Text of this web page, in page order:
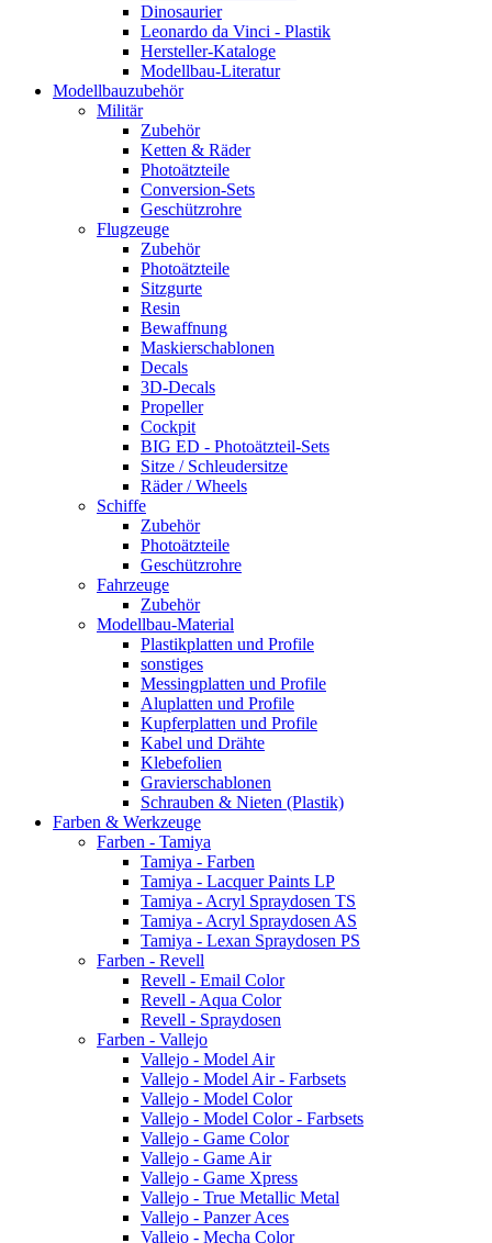
Dinosaurier
Leonardo da Vinci - Plastik
Hersteller-Kataloge
Modellbau-Literatur
Modellbauzubehör
Militär
Zubehör
Ketten & Räder
Photoätzteile
Conversion-Sets
Geschützrohre
Flugzeuge
Zubehör
Photoätzteile
Sitzgurte
Resin
Bewaffnung
Maskierschablonen
Decals
3D-Decals
Propeller
Cockpit
BIG ED - Photoätzteil-Sets
Sitze / Schleudersitze
Räder / Wheels
Schiffe
Zubehör
Photoätzteile
Geschützrohre
Fahrzeuge
Zubehör
Modellbau-Material
Plastikplatten und Profile
sonstiges
Messingplatten und Profile
Aluplatten und Profile
Kupferplatten und Profile
Kabel und Drähte
Klebefolien
Gravierschablonen
Schrauben & Nieten (Plastik)
Farben & Werkzeuge
Farben - Tamiya
Tamiya - Farben
Tamiya - Lacquer Paints LP
Tamiya - Acryl Spraydosen TS
Tamiya - Acryl Spraydosen AS
Tamiya - Lexan Spraydosen PS
Farben - Revell
Revell - Email Color
Revell - Aqua Color
Revell - Spraydosen
Farben - Vallejo
Vallejo - Model Air
Vallejo - Model Air - Farbsets
Vallejo - Model Color
Vallejo - Model Color - Farbsets
Vallejo - Game Color
Vallejo - Game Air
Vallejo - Game Xpress
Vallejo - True Metallic Metal
Vallejo - Panzer Aces
Vallejo - Mecha Color